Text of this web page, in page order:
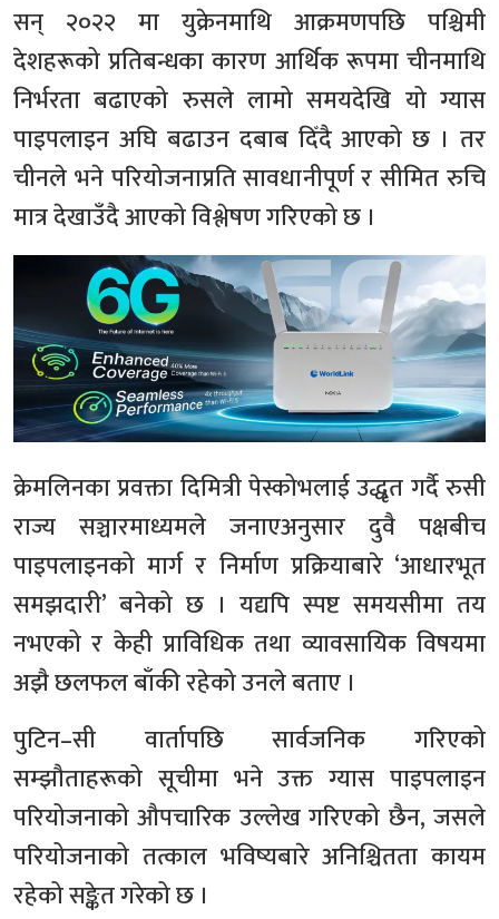
सन् २०२२ मा युक्रेनमाथि आक्रमणपछि पश्चिमी
देशहरूको प्रतिबन्धका कारण आर्थिक रूपमा चीनमाथि
निर्भरता बढाएको रुसले लामो समयदेखि यो ग्यास
पाइपलाइन अघि बढाउन दबाब दिँदै आएको छ । तर
चीनले भने परियोजनाप्रति सावधानीपूर्ण र सीमित रुचि
मात्र देखाउँदै आएको विश्लेषण गरिएको छ ।
क्रेमलिनका प्रवक्ता दिमित्री पेस्कोभलाई उद्धृत गर्दै रुसी
राज्य सञ्चारमाध्यमले जनाएअनुसार दुवै पक्षबीच
पाइपलाइनको मार्ग र निर्माण प्रक्रियाबारे ‘आधारभूत
समझदारी’ बनेको छ । यद्यपि स्पष्ट समयसीमा तय
नभएको र केही प्राविधिक तथा व्यावसायिक विषयमा
अझै छलफल बाँकी रहेको उनले बताए ।
पुटिन–सी वार्तापछि सार्वजनिक गरिएको
सम्झौताहरूको सूचीमा भने उक्त ग्यास पाइपलाइन
परियोजनाको औपचारिक उल्लेख गरिएको छैन, जसले
परियोजनाको तत्काल भविष्यबारे अनिश्चितता कायम
रहेको सङ्केत गरेको छ ।